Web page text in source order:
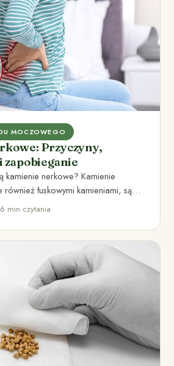
MOCZOWEGO
Przyczyny,
zapobieganie
kamienie nerkowe? Kamienie
łuskowymi kamieniami, są
które tworzą…
min czytania